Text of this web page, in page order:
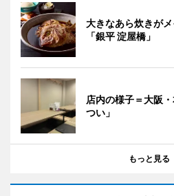
大きなあら炊きが
「銀平 淀屋橋」
店内の様子＝大阪
つい」
もっと見る